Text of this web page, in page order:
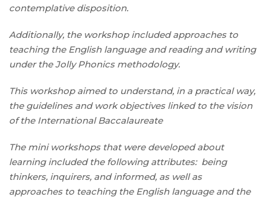
contemplative disposition.
Additionally, the workshop included approaches to
teaching the English language and reading and writing
under the Jolly Phonics methodology.
This workshop aimed to understand, in a practical way,
the guidelines and work objectives linked to the vision
of the International Baccalaureate
The mini workshops that were developed about
learning included the following attributes: being
thinkers, inquirers, and informed, as well as
approaches to teaching the English language and the